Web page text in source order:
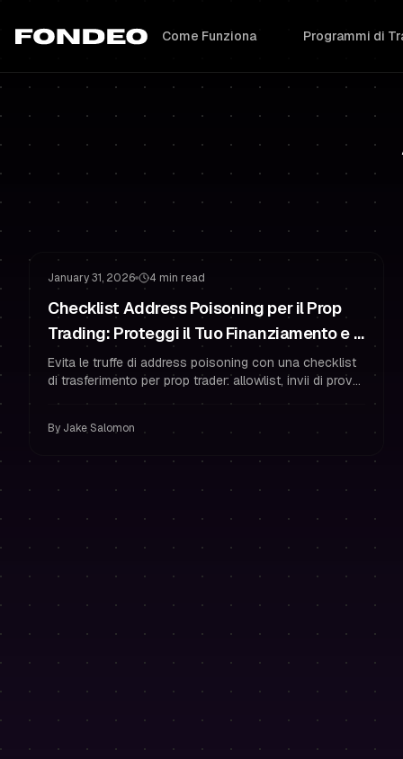
Come Funziona Programmi di
Gestione del Rischio Proteggere il Tuo Finanziamento
January 31, 2026 4 min read
Checklist Address Poisoning per il Prop
Trading: Proteggi il Tuo Finanziamento e i
Tuoi Pagamenti
Evita le truffe di address poisoning con una checklist
di trasferimento per prop trader: allowlist, invii di prova,
By Jake Salomon